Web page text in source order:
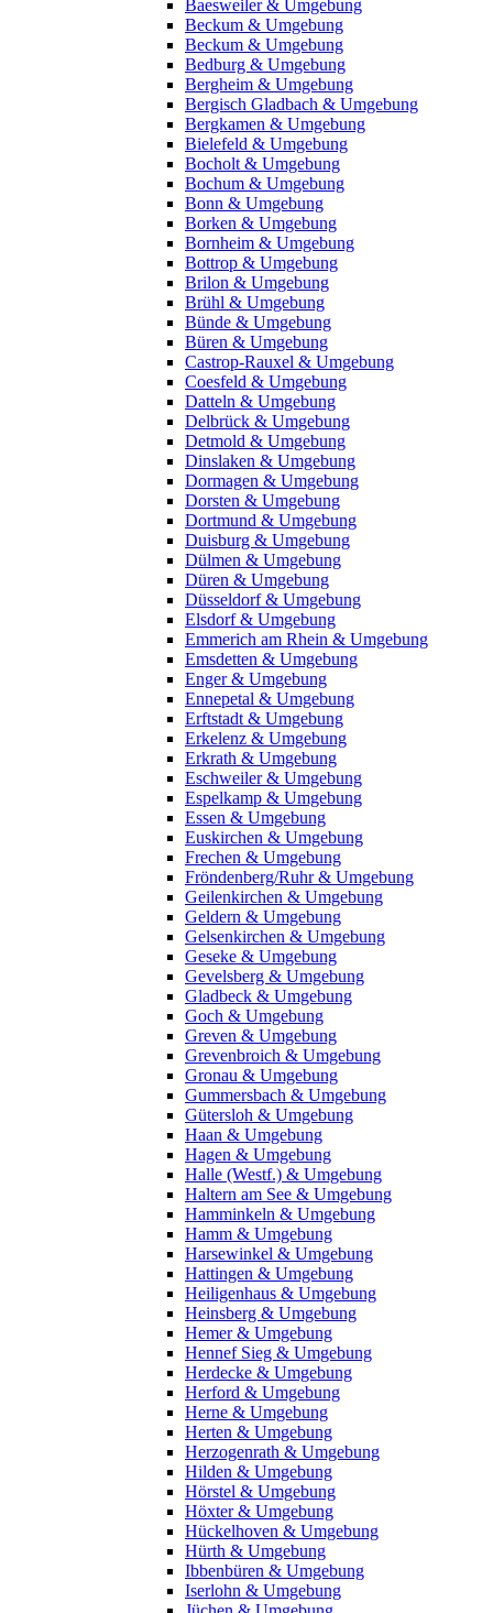
Baesweiler & Umgebung
Beckum & Umgebung
Beckum & Umgebung
Bedburg & Umgebung
Bergheim & Umgebung
Bergisch Gladbach & Umgebung
Bergkamen & Umgebung
Bielefeld & Umgebung
Bocholt & Umgebung
Bochum & Umgebung
Bonn & Umgebung
Borken & Umgebung
Bornheim & Umgebung
Bottrop & Umgebung
Brilon & Umgebung
Brühl & Umgebung
Bünde & Umgebung
Büren & Umgebung
Castrop-Rauxel & Umgebung
Coesfeld & Umgebung
Datteln & Umgebung
Delbrück & Umgebung
Detmold & Umgebung
Dinslaken & Umgebung
Dormagen & Umgebung
Dorsten & Umgebung
Dortmund & Umgebung
Duisburg & Umgebung
Dülmen & Umgebung
Düren & Umgebung
Düsseldorf & Umgebung
Elsdorf & Umgebung
Emmerich am Rhein & Umgebung
Emsdetten & Umgebung
Enger & Umgebung
Ennepetal & Umgebung
Erftstadt & Umgebung
Erkelenz & Umgebung
Erkrath & Umgebung
Eschweiler & Umgebung
Espelkamp & Umgebung
Essen & Umgebung
Euskirchen & Umgebung
Frechen & Umgebung
Fröndenberg/Ruhr & Umgebung
Geilenkirchen & Umgebung
Geldern & Umgebung
Gelsenkirchen & Umgebung
Geseke & Umgebung
Gevelsberg & Umgebung
Gladbeck & Umgebung
Goch & Umgebung
Greven & Umgebung
Grevenbroich & Umgebung
Gronau & Umgebung
Gummersbach & Umgebung
Gütersloh & Umgebung
Haan & Umgebung
Hagen & Umgebung
Halle (Westf.) & Umgebung
Haltern am See & Umgebung
Hamminkeln & Umgebung
Hamm & Umgebung
Harsewinkel & Umgebung
Hattingen & Umgebung
Heiligenhaus & Umgebung
Heinsberg & Umgebung
Hemer & Umgebung
Hennef Sieg & Umgebung
Herdecke & Umgebung
Herford & Umgebung
Herne & Umgebung
Herten & Umgebung
Herzogenrath & Umgebung
Hilden & Umgebung
Hörstel & Umgebung
Höxter & Umgebung
Hückelhoven & Umgebung
Hürth & Umgebung
Ibbenbüren & Umgebung
Iserlohn & Umgebung